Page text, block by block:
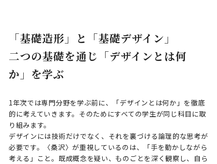
「基礎造形」と「基礎デザイン」
二つの基礎を通じ「デザインとは何
か」を学ぶ
1年次では専門分野を学ぶ前に、「デザインとは何か」を徹底
的に考えていきます。そのためにすべての学生が同じ科目に取
り組みます。
デザインには技術だけでなく、それを裏づける論理的な思考が
必要です。〈桑沢〉が重視しているのは、「手を動かしながら
考える」こと。既成概念を疑い、ものごとを深く観察し、自ら